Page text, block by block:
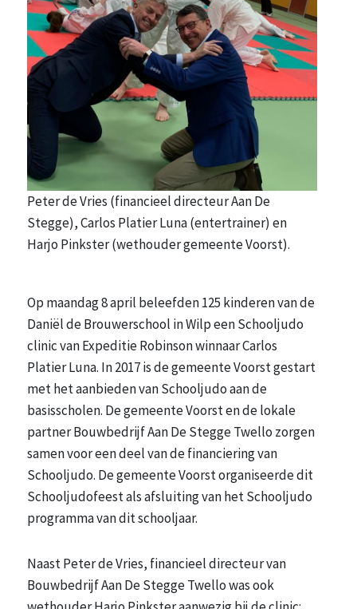
Peter de Vries (financieel directeur Aan De
Stegge), Carlos Platier Luna (entertrainer) en
Harjo Pinkster (wethouder gemeente Voorst).
Op maandag 8 april beleefden 125 kinderen van de
Daniël de Brouwerschool in Wilp een Schooljudo
clinic van Expeditie Robinson winnaar Carlos
Platier Luna. In 2017 is de gemeente Voorst gestart
met het aanbieden van Schooljudo aan de
basisscholen. De gemeente Voorst en de lokale
partner Bouwbedrijf Aan De Stegge Twello zorgen
samen voor een deel van de financiering van
Schooljudo. De gemeente Voorst organiseerde dit
Schooljudofeest als afsluiting van het Schooljudo
programma van dit schooljaar.
Naast Peter de Vries, financieel directeur van
Bouwbedrijf Aan De Stegge Twello was ook